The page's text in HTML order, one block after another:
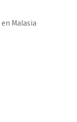
Malasia